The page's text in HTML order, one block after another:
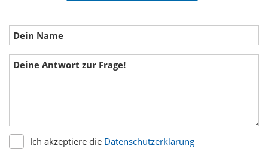
Ich akzeptiere die Datenschutzerklärung